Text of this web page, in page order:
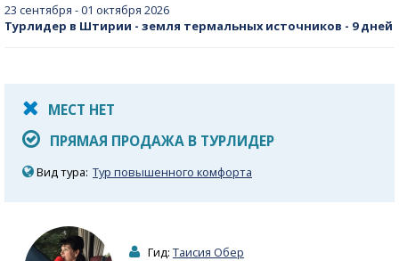
23 сентября - 01 октября 2026
Турлидер в Штирии - земля термальных источников - 9 дней
МЕСТ НЕТ
ПРЯМАЯ ПРОДАЖА В ТУРЛИДЕР
Вид тура: Тур повышенного комфорта
Гид: Таисия Обер